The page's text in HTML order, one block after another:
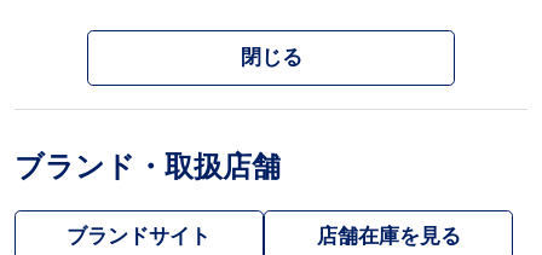
閉じる
ブランド・取扱店舗
ブランドサイト